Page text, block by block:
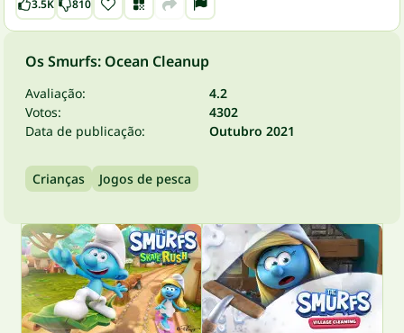
3.5K 810
Os Smurfs: Ocean Cleanup
Avaliação:
4.2
Votos:
4302
Data de publicação:
Outubro 2021
Crianças Jogos de pesca